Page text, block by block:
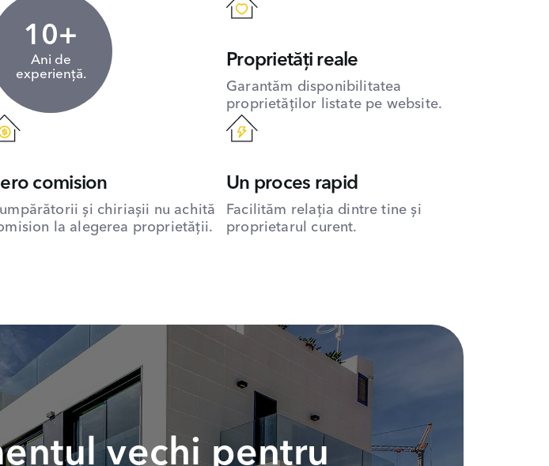
10+
Ani de
experiență.
Proprietăți reale
Garantăm disponibilitatea
proprietăților listate pe website.
comision
și chiriașii nu achită
la alegerea proprietății.
Un proces rapid
Facilităm relația dintre tine și
proprietarul curent.
vechi pentru